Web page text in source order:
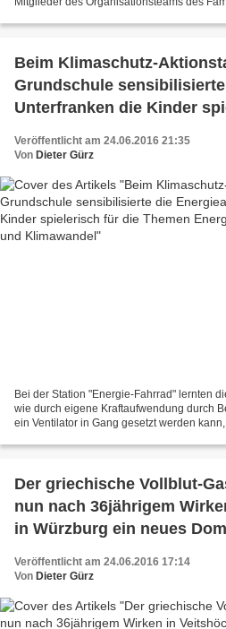
Beim Klimaschutz-
Grundschule
Unterfranken die Kinder
Klimawandel
Veröffentlicht am 24.06.2016 21:35
Von Dieter Gürz
Bei der Station "Energie-Fahrrad" lernten die Veitshöchheimer Grundschüler,
wie durch eigene Kraftaufwendung durch
ein Ventilator in Gang gesetzt werden
Der griechische Vollblut-
nun nach 36jährigem
in Würzburg ein neues
Veröffentlicht am 24.06.2016 17:14
Von Dieter Gürz